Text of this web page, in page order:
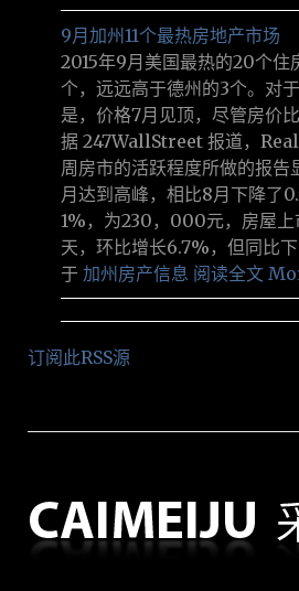
9月加州11个最热房地产市场
2015年9月美国最热的20个住
个，远远高于德州的3个。对
是，价格7月见顶，尽管房价
据 247WallStreet 报道，
周房市的活跃程度所做的报告
月达到高峰，相比8月下降了
1%，为230，000元，房屋
天，环比增长6.7%，但同比下
于 加州房产信息 阅读全文
订阅此RSS源